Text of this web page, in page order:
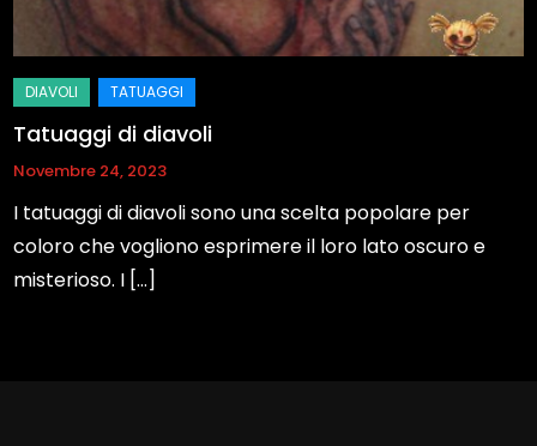
Tatuaggi di diavoli
Novembre 24, 2023
I tatuaggi di diavoli sono una scelta popolare per
coloro che vogliono esprimere il loro lato oscuro e
misterioso. I […]